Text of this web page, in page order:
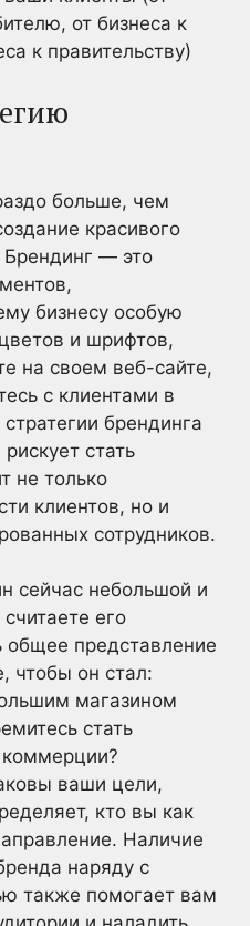
от бизнеса к
к правительству)
больше, чем
красивого
Брендинг — это
бизнесу особую
и шрифтов,
на своем веб-сайте,
с клиентами в
брендинга
стать
не только
клиентов, но и
сотрудников.
сейчас небольшой и
его
представление
чтобы он стал:
магазином
стать
коммерции?
ваши цели,
кто вы как
Наличие
наряду с
также помогает вам